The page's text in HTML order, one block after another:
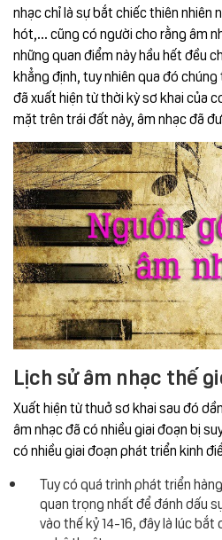
nhạc chỉ là sự bắt chiếc thiên nhiên
hót,... cũng có người cho rằng âm
những quan điểm này hầu hết đều
khẳng định, tuy nhiên qua đó
đã xuất hiện từ thời kỳ sơ khai của
mặt trên trái đất này, âm nhạc đã
Lịch sử âm nhạc thế
Xuất hiện từ thuở sơ khai sau đó
âm nhạc đã có nhiều giai đoạn bị
có nhiều giai đoạn phát triển kinh
Tuy có quá trình phát triển
quan trọng nhất để đánh dấu
vào thế kỷ 14-16, đây là lúc